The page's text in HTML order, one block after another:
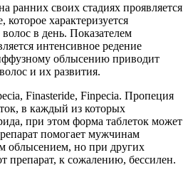
ранних своих стадиях проявляется
характеризуется
в день. Показателем
интенсивное редение
облысению приводит
и их развития.
Finasteride, Finpecia. Пропеция
в каждый из которых
при этом форма таблеток может
помогает мужчинам
облысением, но при других
препарат, к сожалению, бессилен.